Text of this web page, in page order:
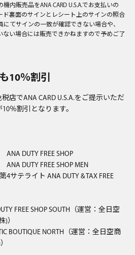
内販売品をANA CARD U.S.A.でお支払いの
ド裏面のサインとレシート上のサインの照合
にてサインの一致が確認できない場合や、
ない場合には販売できかねますので予めご了
10％割引
店でANA CARD U.S.A.をご提示いただ
％割引となります。
DUTY FREE SHOP
DUTY FREE SHOP MEN
サテライト ANA DUTY & TAX FREE
FREE SHOP SOUTH（運営：全日空
)）
BOUTIQUE NORTH（運営：全日空商